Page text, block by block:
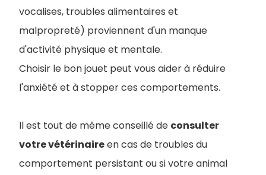
vocalises, troubles alimentaires et
malpropreté) proviennent d'un manque
d'activité physique et mentale.
Choisir le bon jouet peut vous aider à réduire
l'anxiété et à stopper ces comportements.
Il est tout de même conseillé de consulter
votre vétérinaireen cas de troubles du
comportement persistant ou si votre animal